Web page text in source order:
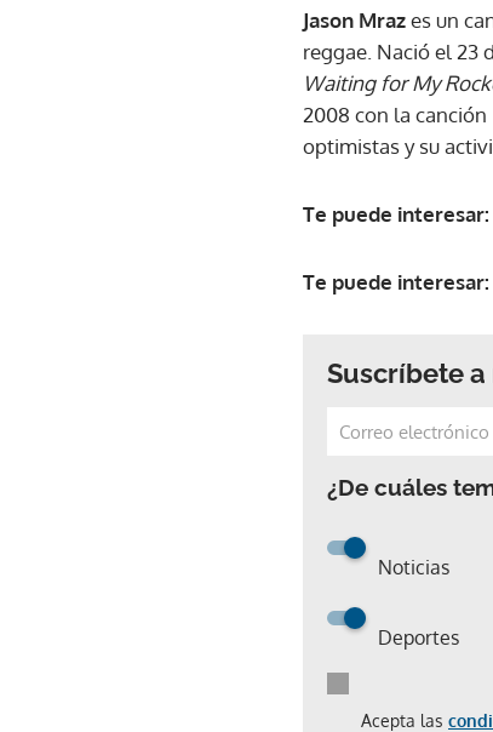
Jason Mrazes un
reggae. Nació el 23
Waiting for My
2008 con la canción
optimistas y su
Te puede interesar:
Te puede interesar:
Suscríbete
¿De cuáles
Noticias
Deportes
Acepta las